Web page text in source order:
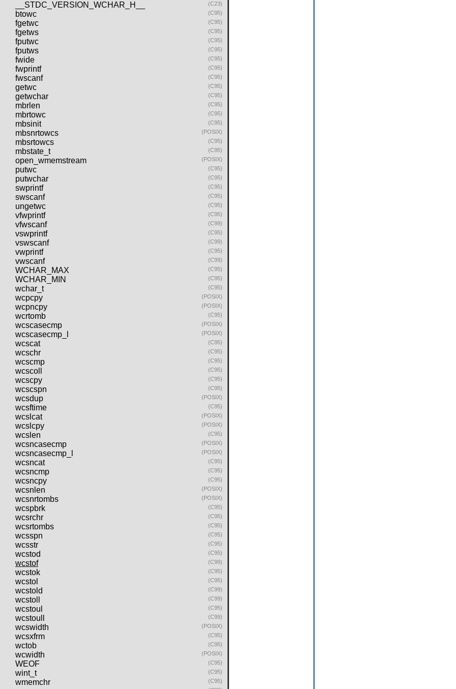
__STDC_VERSION_WCHAR_H__ (C23)
btowc (C95)
fgetwc (C95)
fgetws (C95)
fputwc (C95)
fputws (C95)
fwide (C95)
fwprintf (C95)
fwscanf (C95)
getwc (C95)
getwchar (C95)
mbrlen (C95)
mbrtowc (C95)
mbsinit (C95)
mbsnrtowcs (POSIX)
mbsrtowcs (C95)
mbstate_t (C95)
open_wmemstream (POSIX)
putwc (C95)
putwchar (C95)
swprintf (C95)
swscanf (C95)
ungetwc (C95)
vfwprintf (C95)
vfwscanf (C99)
vswprintf (C95)
vswscanf (C99)
vwprintf (C95)
vwscanf (C99)
WCHAR_MAX (C95)
WCHAR_MIN (C95)
wchar_t (C95)
wcpcpy (POSIX)
wcpncpy (POSIX)
wcrtomb (C95)
wcscasecmp (POSIX)
wcscasecmp_l (POSIX)
wcscat (C95)
wcschr (C95)
wcscmp (C95)
wcscoll (C95)
wcscpy (C95)
wcscspn (C95)
wcsdup (POSIX)
wcsftime (C95)
wcslcat (POSIX)
wcslcpy (POSIX)
wcslen (C95)
wcsncasecmp (POSIX)
wcsncasecmp_l (POSIX)
wcsncat (C95)
wcsncmp (C95)
wcsncpy (C95)
wcsnlen (POSIX)
wcsnrtombs (POSIX)
wcspbrk (C95)
wcsrchr (C95)
wcsrtombs (C95)
wcsspn (C95)
wcsstr (C95)
wcstod (C95)
wcstof (C99)
wcstok (C95)
wcstol (C95)
wcstold (C99)
wcstoll (C99)
wcstoul (C95)
wcstoull (C99)
wcswidth (POSIX)
wcsxfrm (C95)
wctob (C95)
wcwidth (POSIX)
WEOF (C95)
wint_t (C95)
wmemchr (C95)